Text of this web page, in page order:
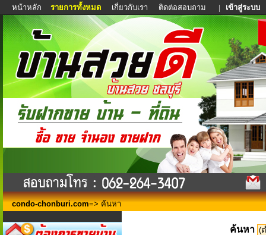
หน้าหลัก รายการทั้งหมด เกี่ยวกับเรา ติดต่อสอบถาม | เข้าสู่ระบบ
condo-chonburi.com=> ค้นหา
ค้นหา